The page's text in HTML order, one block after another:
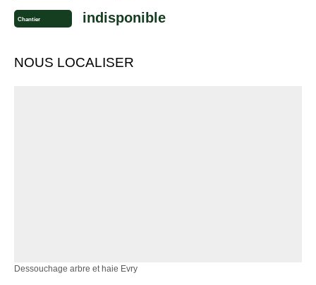
Chantier indisponible
NOUS LOCALISER
Dessouchage arbre et haie Evry